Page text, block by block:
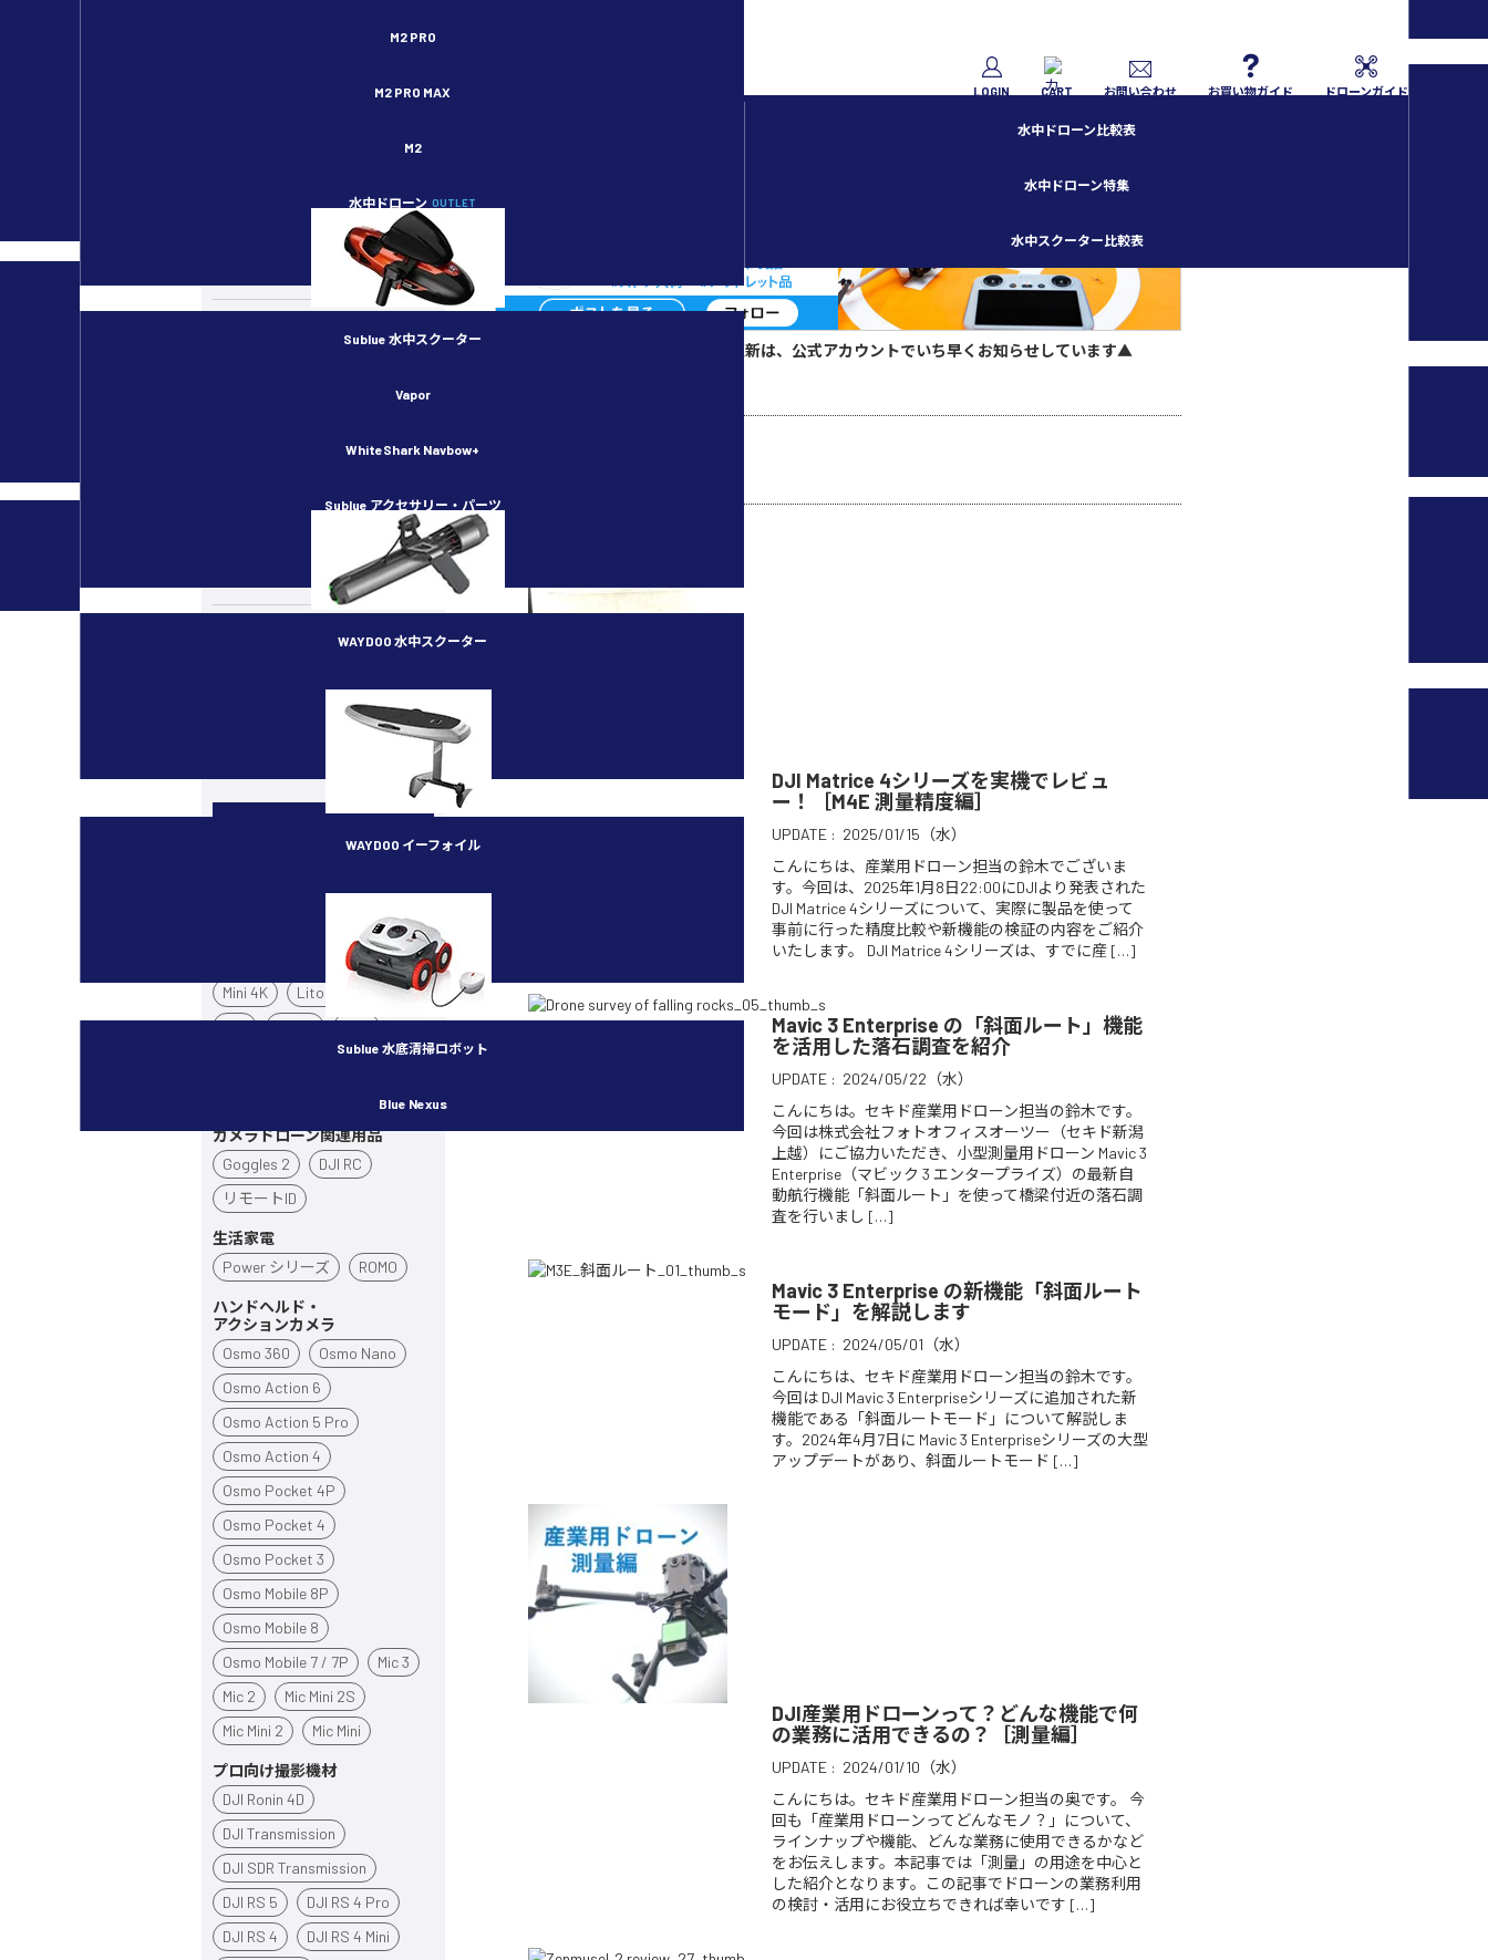
LOGIN CART お問い合わせ お買い物ガイド ドローンガイド
M2 PRO
M2 PRO MAX
M2
水中ドローン OUTLET
Sublue 水中スクーター
Vapor
WhiteShark Navbow+
Sublue アクセサリー・パーツ
WAYDOO 水中スクーター
WAYDOO イーフォイル
Sublue 水底清掃ロボット
Blue Nexus
水中ドローン比較表
水中ドローン特集
水中スクーター比較表
スペシャルコンテンツ
Air 3S
Mini 3
Mini 4K
Lito X1
Lito 1
Flip
Neo 2
Neo
カメラドローン関連用品
Goggles 2
DJI RC
リモートID
生活家電
Power シリーズ
ROMO
ハンドヘルド・
アクションカメラ
Osmo 360
Osmo Nano
Osmo Action 6
Osmo Action 5 Pro
Osmo Action 4
Osmo Pocket 4P
Osmo Pocket 4
Osmo Pocket 3
Osmo Mobile 8P
Osmo Mobile 8
Osmo Mobile 7 / 7P
Mic 3
Mic 2
Mic Mini 2S
Mic Mini 2
Mic Mini
プロ向け撮影機材
DJI Ronin 4D
DJI Transmission
DJI SDR Transmission
DJI RS 5
DJI RS 4 Pro
DJI RS 4
DJI RS 4 Mini
▲スペシャルコンテンツの更新は、公式アカウントでいち早くお知らせしています▲
DJI Matrice 4シリーズを実機でレビュ
ー！［M4E 測量精度編］
UPDATE : 2025/01/15（水）
こんにちは、産業用ドローン担当の鈴木でございま
す。今回は、2025年1月8日22:00にDJIより発表された
DJI Matrice 4シリーズについて、実際に製品を使って
事前に行った精度比較や新機能の検証の内容をご紹介
いたします。 DJI Matrice 4シリーズは、すでに産 […]
Mavic 3 Enterprise の「斜面ルート」機能
を活用した落石調査を紹介
UPDATE : 2024/05/22（水）
こんにちは。セキド産業用ドローン担当の鈴木です。
今回は株式会社フォトオフィスオーツー（セキド新潟
上越）にご協力いただき、小型測量用ドローン Mavic 3
Enterprise（マビック 3 エンタープライズ）の最新自
動航行機能「斜面ルート」を使って橋梁付近の落石調
査を行いまし […]
Mavic 3 Enterprise の新機能「斜面ルート
モード」を解説します
UPDATE : 2024/05/01（水）
こんにちは、セキド産業用ドローン担当の鈴木です。
今回は DJI Mavic 3 Enterpriseシリーズに追加された新
機能である「斜面ルートモード」について解説しま
す。2024年4月7日に Mavic 3 Enterpriseシリーズの大型
アップデートがあり、斜面ルートモード […]
DJI産業用ドローンって？どんな機能で何
の業務に活用できるの？［測量編］
UPDATE : 2024/01/10（水）
こんにちは。セキド産業用ドローン担当の奥です。 今
回も「産業用ドローンってどんなモノ？」について、
ラインナップや機能、どんな業務に使用できるかなど
をお伝えします。本記事では「測量」の用途を中心と
した紹介となります。この記事でドローンの業務利用
の検討・活用にお役立ちできれば幸いです […]